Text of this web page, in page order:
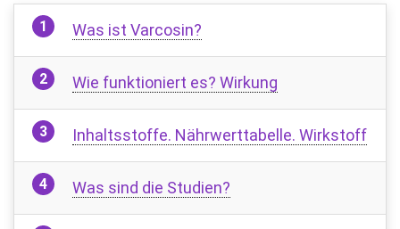
Was ist Varcosin?
Wie funktioniert es? Wirkung
Inhaltsstoffe. Nährwerttabelle. Wirkstoff
Was sind die Studien?